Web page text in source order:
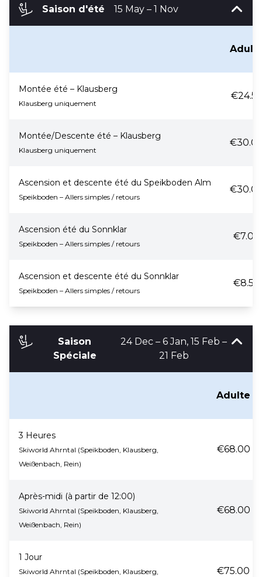
Saison d'été 15 May – 1 Nov
Montée été – Klausberg
Klausberg uniquement
Montée/Descente été – Klausberg
Klausberg uniquement
Ascension et descente été du Speikboden Alm
Speikboden – Allers simples / retours
Ascension été du Sonnklar
Speikboden – Allers simples / retours
€7.00
Ascension et descente été du Sonnklar
Speikboden – Allers simples / retours
€8.50
Saison
Spéciale
24 Dec – 6 Jan, 15 Feb –
21 Feb
Adulte
3 Heures
Skiworld Ahrntal (Speikboden, Klausberg,
Weißenbach, Rein)
€68.00
Après-midi (à partir de 12:00)
Skiworld Ahrntal (Speikboden, Klausberg,
Weißenbach, Rein)
€68.00
1 Jour
Skiworld Ahrntal (Speikboden, Klausberg,
€75.00